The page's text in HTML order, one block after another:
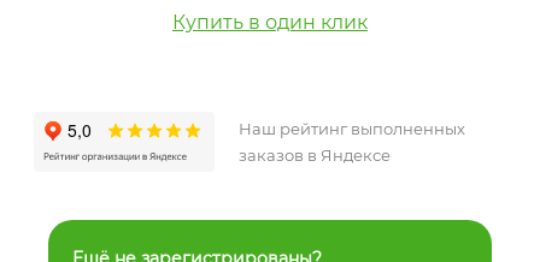
Купить в один клик
Наш рейтинг выполненных
заказов в Яндексе